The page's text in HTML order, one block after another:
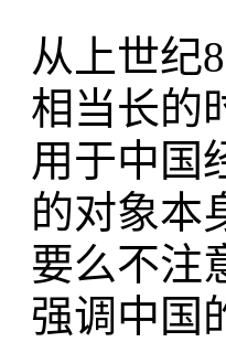
从上世纪
相当长的
用于中国
的对象本
要么不注
强调中国